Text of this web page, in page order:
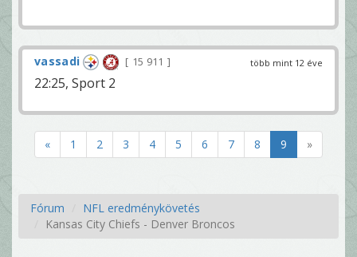
több mint 12 éve
vassadi 15 911
22:25, Sport 2
« 1 2 3 4 5 6 7 8 9 »
Fórum
NFL eredménykövetés
Kansas City Chiefs - Denver Broncos